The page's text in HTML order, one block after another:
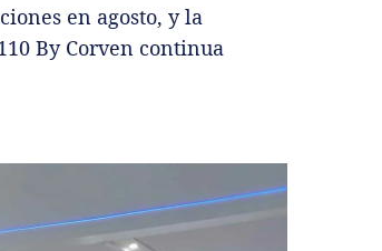
en agosto, y la
By Corven continua